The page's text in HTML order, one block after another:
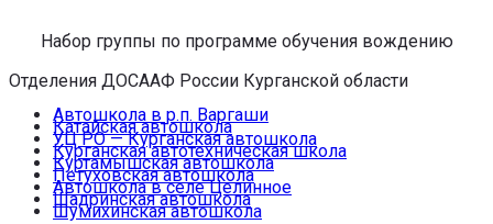
Набор группы по программе обучения вождению
Отделения ДОСААФ России Курганской области
Автошкола в р.п. Варгаши
Катайская автошкола
УЦ РО — Курганская автошкола
Курганская автотехническая школа
Куртамышская автошкола
Петуховская автошкола
Автошкола в селе Целинное
Шадринская автошкола
Шумихинская автошкола